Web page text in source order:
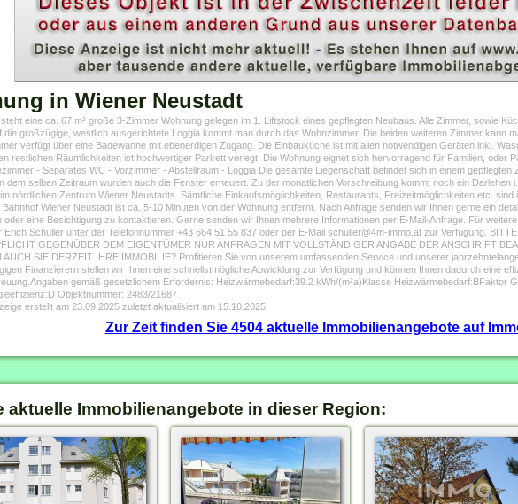
in Wiener Neustadt
eine ca. 67 m² große 3-Zimmer Wohnung gelegen im 1. Liftstock eines gepflegten Neubaus. Alle Zimmer, sowie
die großzügige, westlich ausgerichtete Loggia kommt man durch das Wohnzimmer. Die beiden weiteren Zimmer kann
verfügt über eine Badewanne mit ebenerdigen Zugang. Die Einbauküche ist mit allen notwendigen Geräten inkl.
restlichen Räumlichkeiten ist hochwertiger Parkett verlegt. Die Wohnung eignet sich hervorragend für Familien, oder
- Separates WC - Vorzimmer - Abstellraum - Loggia Die gesamte Liegenschaft befindet sich in einem
dem selben Zeitraum wurden auch die Fenster erneuert. Zu der monatlichen Vorschreibung kommt noch ein Darlehen
nördlichen Zentrum Wiener Neustadts. Sämtliche Einkaufsmöglichkeiten, Restaurants, Freizeitmöglichkeiten etc.
Bahnhof Wiener Neustadt ist ca. 5-10 Minuten von der Wohnung entfernt. Nach Anfrage senden wir Ihnen gerne ein
oder eine Besichtigung zu kontaktieren. Gerne senden wir Ihnen mehrere Informationen per E-Mail-Anfrage. Für
Erich Schuller unter der Telefonnummer +43 664 51 55 837 oder per E-Mail schuller@4m-immo.at zur Verfügung.
GEGENÜBER DEM EIGENTÜMER NUR ANFRAGEN MIT VOLLSTÄNDIGER ANGABE DER ANSCHRIFT
AUCH SIE DERZEIT IHRE IMMOBILIE? Profitieren Sie von unserem umfassenden Service und unserer
Finanzierern stellen wir Ihnen eine schnellstmögliche Abwicklung zur Verfügung und können Ihnen dadurch eine
gemäß gesetzlichem Erfordernis: Heizwärmebedarf:39.2 kWh/(m²a)Klasse Heizwärmebedarf:BFaktor
Objektnummer: 2483/21687
erstellt am 23.09.2025 zuletzt aktualisiert am 15.10.2025.
Zur Zeit finden Sie 4504 aktuelle Immobilienangebote auf
aktuelle Immobilienangebote in dieser Region: